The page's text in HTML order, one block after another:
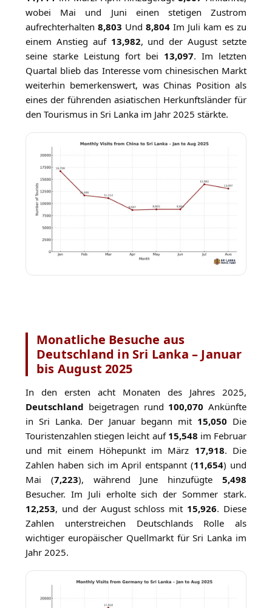
wobei Mai und Juni einen stetigen Zustrom
aufrechterhalten 8,803 Und 8,804 Im Juli kam es zu
einem Anstieg auf 13,982, und der August setzte
seine starke Leistung fort bei 13,097. Im letzten
Quartal blieb das Interesse vom chinesischen Markt
weiterhin bemerkenswert, was Chinas Position als
eines der führenden asiatischen Herkunftsländer für
den Tourismus in Sri Lanka im Jahr 2025 stärkte.
Monatliche Besuche aus
Deutschland in Sri Lanka – Januar
bis August 2025
In den ersten acht Monaten des Jahres 2025,
Deutschland beigetragen rund 100,070 Ankünfte
in Sri Lanka. Der Januar begann mit 15,050 Die
Touristenzahlen stiegen leicht auf 15,548 im Februar
und mit einem Höhepunkt im März 17,918. Die
Zahlen haben sich im April entspannt (11,654) und
Mai (7,223), während June hinzufügte5,498
Besucher. Im Juli erholte sich der Sommer stark.
12,253, und der August schloss mit 15,926. Diese
Zahlen unterstreichen Deutschlands Rolle als
wichtiger europäischer Quellmarkt für Sri Lanka im
Jahr 2025.